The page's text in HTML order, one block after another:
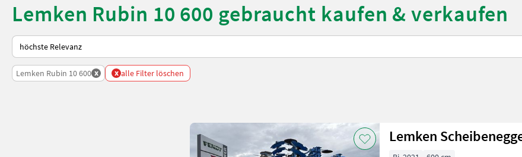
Lemken Rubin 10 600 gebraucht kaufen & verkaufen
So wird auf Landwirt.com sortiert
Lemken Rubin 10 600 x x alle Filter löschen
Lemken